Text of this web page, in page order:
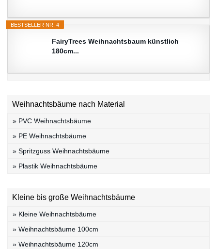
BESTSELLER NR. 4
FairyTrees Weihnachtsbaum künstlich
180cm...
Weihnachtsbäume nach Material
» PVC Weihnachtsbäume
» PE Weihnachtsbäume
» Spritzguss Weihnachtsbäume
» Plastik Weihnachtsbäume
Kleine bis große Weihnachtsbäume
» Kleine Weihnachtsbäume
» Weihnachtsbäume 100cm
» Weihnachtsbäume 120cm